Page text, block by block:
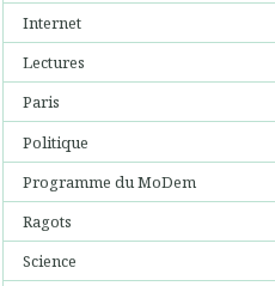
Internet
Lectures
Paris
Politique
Programme du MoDem
Ragots
Science